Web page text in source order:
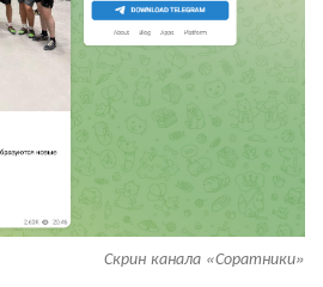
Скрин канала «‎Соратники»